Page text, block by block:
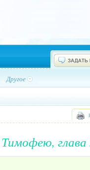
Другое
Тимофею, глава